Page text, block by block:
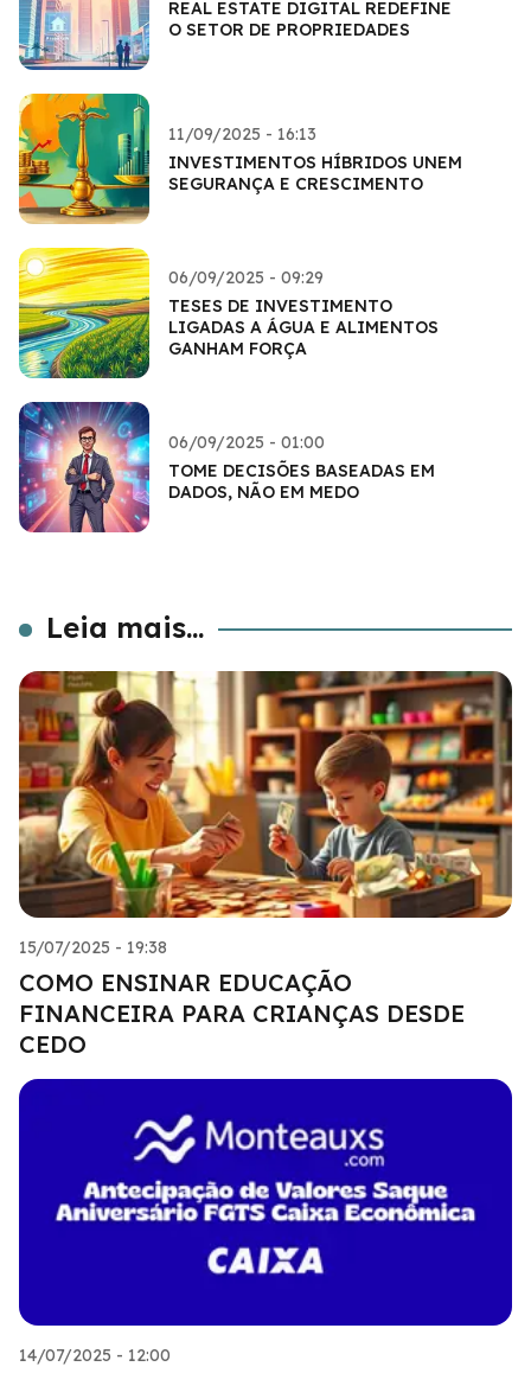
REAL ESTATE DIGITAL REDEFINE
O SETOR DE PROPRIEDADES
11/09/2025 - 16:13
INVESTIMENTOS HÍBRIDOS UNEM
SEGURANÇA E CRESCIMENTO
06/09/2025 - 09:29
TESES DE INVESTIMENTO
LIGADAS A ÁGUA E ALIMENTOS
GANHAM FORÇA
06/09/2025 - 01:00
TOME DECISÕES BASEADAS EM
DADOS, NÃO EM MEDO
Leia mais...
15/07/2025 - 19:38
COMO ENSINAR EDUCAÇÃO
FINANCEIRA PARA CRIANÇAS DESDE
CEDO
14/07/2025 - 12:00